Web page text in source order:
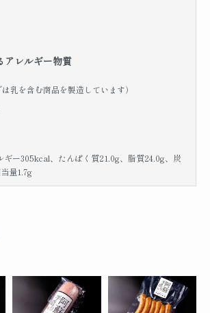
アレルギー物質
は乳を含む商品を製造しています）
ー305kcal、たんぱく質21.0g、脂質24.0g、炭
量1.7g